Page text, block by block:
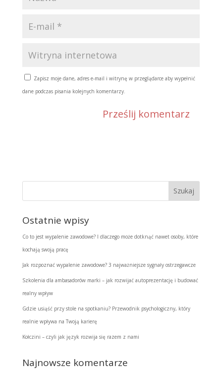
Zapisz moje dane, adres e-mail i witrynę w przeglądarce aby wypełnić
dane podczas pisania kolejnych komentarzy.
Ostatnie wpisy
Co to jest wypalenie zawodowe? I dlaczego może dotknąć nawet osoby, które
kochają swoją pracę
Jak rozpoznać wypalenie zawodowe? 3 najważniejsze sygnały ostrzegawcze
Szkolenia dla ambasadorów marki – jak rozwijać autoprezentację i budować
realny wpływ
Gdzie usiąść przy stole na spotkaniu? Przewodnik psychologiczny, który
realnie wpływa na Twoją karierę
Kołczini – czyli jak język rozwija się razem z nami
Najnowsze komentarze